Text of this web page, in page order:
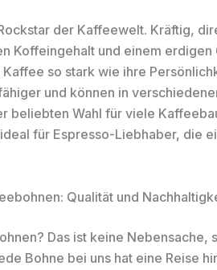
der Kaffeewelt. Kräftig,
Koffeingehalt und einem
so stark wie ihre
und können in
beliebten Wahl für viele
für Espresso-Liebhaber, die
Qualität und
Das ist keine Nebensache,
Bohne bei uns hat eine Reise